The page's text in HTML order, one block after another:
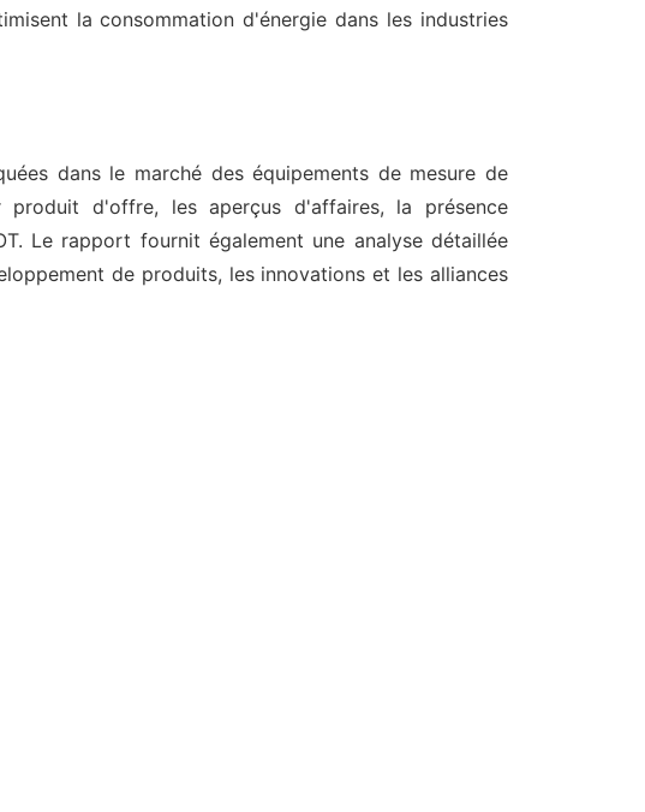
la consommation d'énergie dans les industries
dans le marché des équipements de mesure de
produit d'offre, les aperçus d'affaires, la présence
Le rapport fournit également une analyse détaillée
de produits, les innovations et les alliances